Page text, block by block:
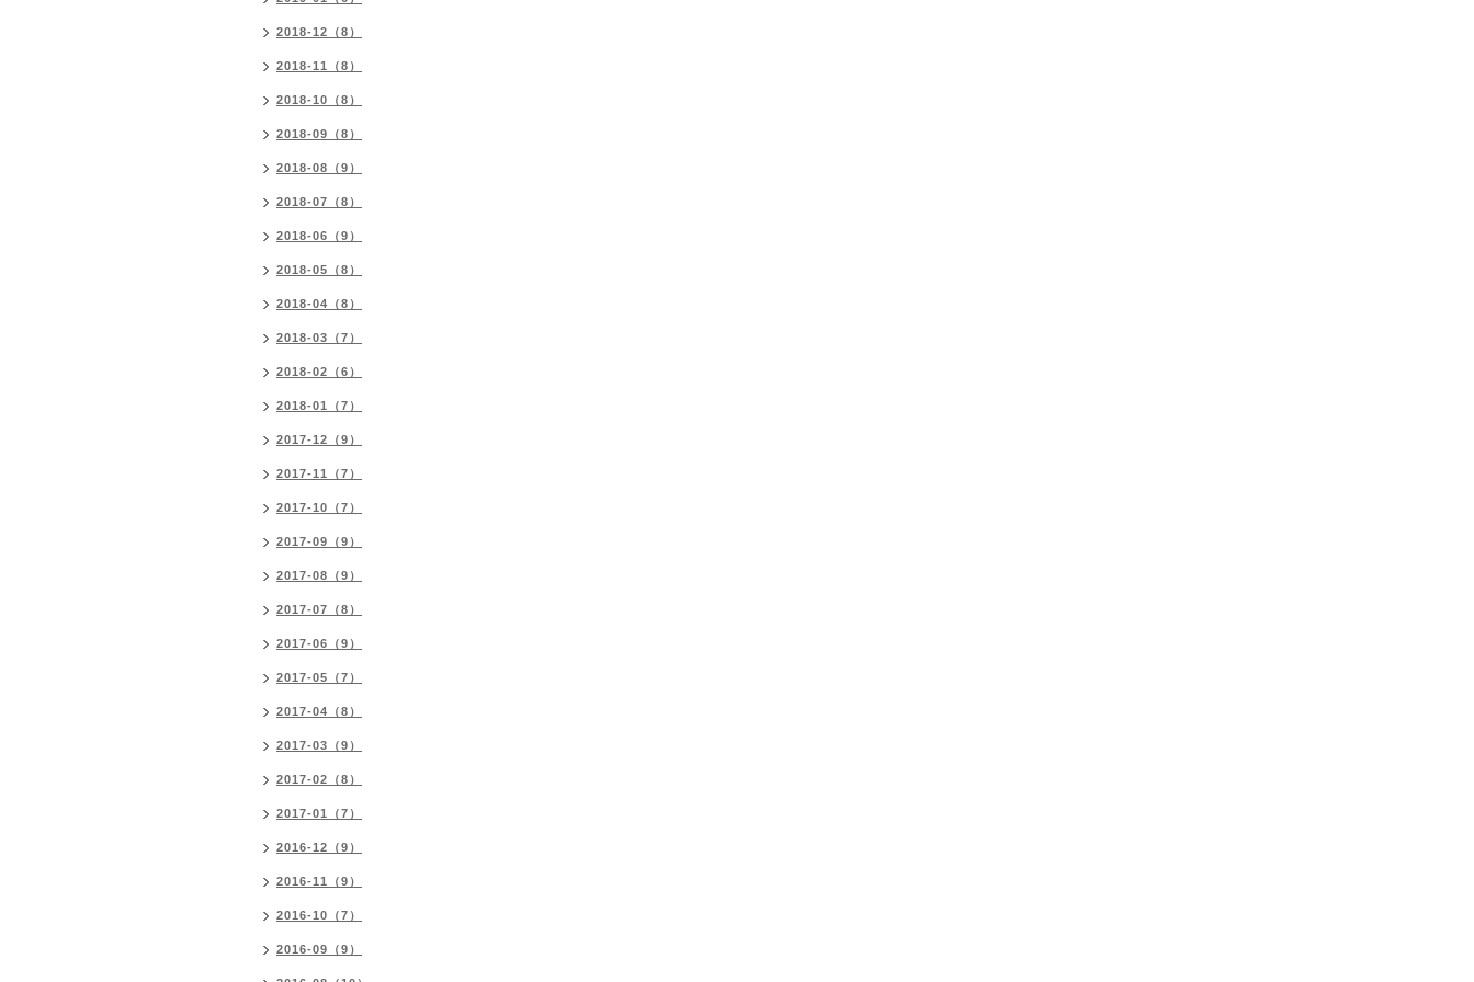
2018-12（8）
2018-11（8）
2018-10（8）
2018-09（8）
2018-08（9）
2018-07（8）
2018-06（9）
2018-05（8）
2018-04（8）
2018-03（7）
2018-02（6）
2018-01（7）
2017-12（9）
2017-11（7）
2017-10（7）
2017-09（9）
2017-08（9）
2017-07（8）
2017-06（9）
2017-05（7）
2017-04（8）
2017-03（9）
2017-02（8）
2017-01（7）
2016-12（9）
2016-11（9）
2016-10（7）
2016-09（9）